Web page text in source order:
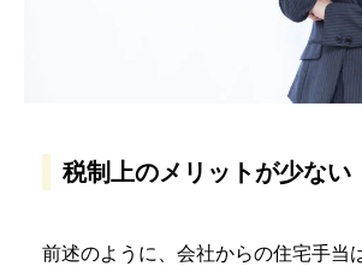
税制上のメリットが少ない
前述のように、会社からの住宅手当